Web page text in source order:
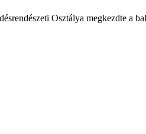
Osztálya megkezdte a